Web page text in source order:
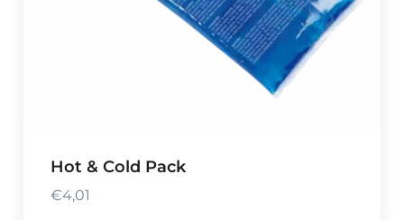
Hot & Cold Pack
€4,01